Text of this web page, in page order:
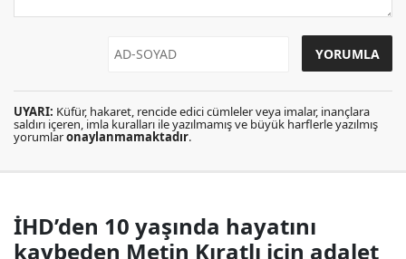
UYARI: Küfür, hakaret, rencide edici cümleler veya imalar, inançlara
saldırı içeren, imla kuralları ile yazılmamış ve büyük harflerle yazılmış
yorumlaronaylanmamaktadır.
İHD’den 10 yaşında hayatını
kaybeden Metin Kıratlı için adalet